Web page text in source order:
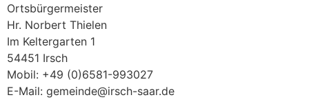
Ortsbürgermeister
Hr. Norbert Thielen
Im Keltergarten 1
54451 Irsch
Mobil: +49 (0)6581-993027
E-Mail: gemeinde@irsch-saar.de